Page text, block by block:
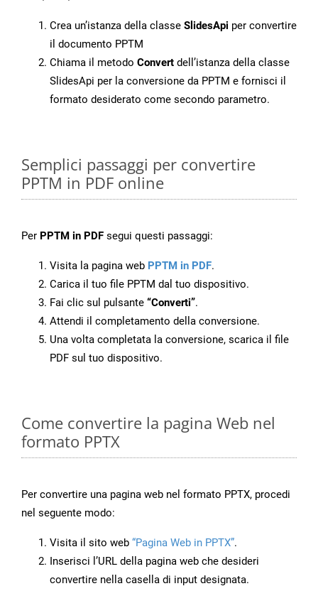
Crea un’istanza della classe SlidesApi per convertire
il documento PPTM
Chiama il metodo Convert dell’istanza della classe
SlidesApi per la conversione da PPTM e fornisci il
formato desiderato come secondo parametro.
Semplici passaggi per convertire
PPTM in PDF online
Per PPTM in PDF segui questi passaggi:
Visita la pagina web PPTM in PDF.
Carica il tuo file PPTM dal tuo dispositivo.
Fai clic sul pulsante “Converti”.
Attendi il completamento della conversione.
Una volta completata la conversione, scarica il file
PDF sul tuo dispositivo.
Come convertire la pagina Web nel
formato PPTX
Per convertire una pagina web nel formato PPTX, procedi
nel seguente modo:
Visita il sito web “Pagina Web in PPTX”.
Inserisci l’URL della pagina web che desideri
convertire nella casella di input designata.